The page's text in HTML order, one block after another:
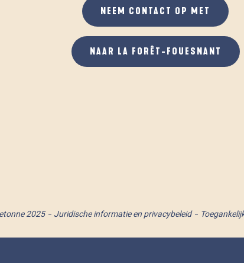
NEEM CONTACT OP MET
NAAR LA FORÊT-FOUESNANT
2025 Juridische informatie en privacybeleid